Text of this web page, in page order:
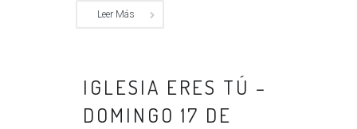
Leer Más
IGLESIA ERES TÚ –
DOMINGO 17 DE